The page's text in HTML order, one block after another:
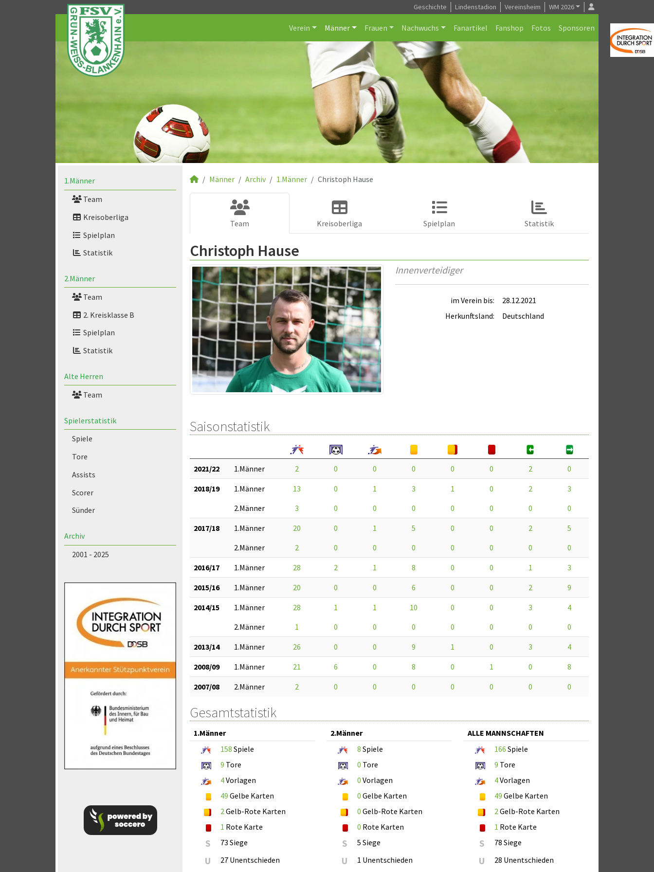
Geschichte Lindenstadion Vereinsheim WM 2026
Verein Männer Frauen Nachwuchs Fanartikel Fanshop Fotos Sponsoren
1.Männer
Team
Kreisoberliga
Spielplan
Statistik
2.Männer
Team
2. Kreisklasse B
Spielplan
Statistik
Alte Herren
Team
Spielerstatistik
Spiele
Tore
Assists
Scorer
Sünder
Archiv
2001 - 2025
Männer Archiv 1.Männer Christoph Hause
Team Kreisoberliga Spielplan Statistik
Christoph Hause
Innenverteidiger
im Verein bis:
28.12.2021
Herkunftsland:
Deutschland
Saisonstatistik
2021/22 1.Männer 2 0 0 0 0 0 2 0
2018/19 1.Männer 13 0 1 3 1 0 2
3
2.Männer
3 0 0 0 0 0 0 0
2017/18 1.Männer 20 0 1 5 0 0 2
5
2.Männer
2 0 0 0 0 0 0 0
2016/17 1.Männer 28 2 1 8 0 0 1 3
2015/16 1.Männer 20 0 0 6 0 0 2 9
2014/15 1.Männer 28 1 1 10 0 0 3
4
2.Männer
1 0 0 0 0 0 0 0
2013/14 1.Männer 26 0 0 9 1 0 3 4
2008/09 1.Männer 21 6 0 8 0 1 0 8
2007/08 2.Männer 2 0 0 0 0 0 0 0
Gesamtstatistik
1.Männer
158 Spiele
9 Tore
4Vorlagen
49 Gelbe Karten
2Gelb-Rote Karten
1 Rote Karte
S 73 Siege
U 27 Unentschieden
2.Männer
8 Spiele
0 Tore
0 Vorlagen
0 Gelbe Karten
0 Gelb-Rote Karten
0 Rote Karten
S 5 Siege
U 1 Unentschieden
ALLE MANNSCHAFTEN
166 Spiele
9 Tore
4Vorlagen
49 Gelbe Karten
2Gelb-Rote Karten
1 Rote Karte
S 78 Siege
U 28 Unentschieden